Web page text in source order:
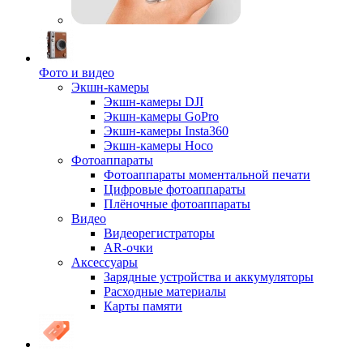
Фото и видео
Экшн-камеры
Экшн-камеры DJI
Экшн-камеры GoPro
Экшн-камеры Insta360
Экшн-камеры Hoco
Фотоаппараты
Фотоаппараты моментальной печати
Цифровые фотоаппараты
Плёночные фотоаппараты
Видео
Видеорегистраторы
AR-очки
Аксессуары
Зарядные устройства и аккумуляторы
Расходные материалы
Карты памяти